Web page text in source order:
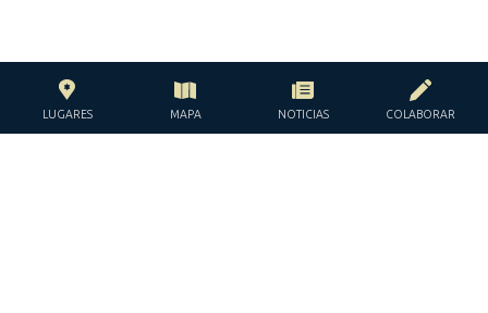
LUGARES MAPA NOTICIAS COLABORAR